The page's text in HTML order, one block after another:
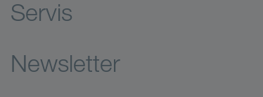
Servis
Newsletter